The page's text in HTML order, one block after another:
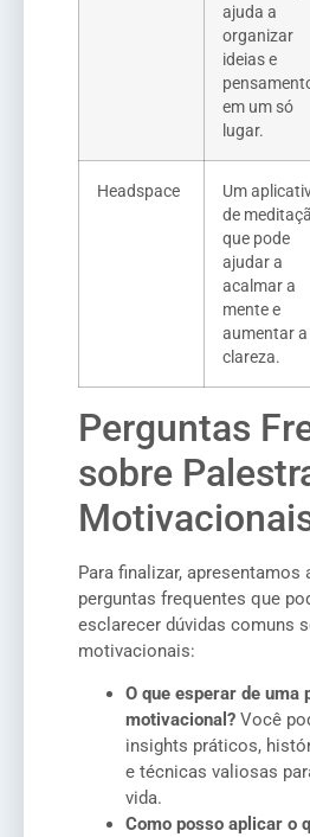
ajuda a
organizar
ideias e
em um só
lugar.
Headspace
Um
de
que pode
ajudar a
acalmar a
mente e
aumentar a
clareza.
Perguntas
sobre
Para finalizar, apresentamos
perguntas frequentes que
esclarecer dúvidas comuns
motivacionais:
O que esperar de uma
motivacional? Você
insights práticos,
e técnicas valiosas
vida.
Como posso aplicar o